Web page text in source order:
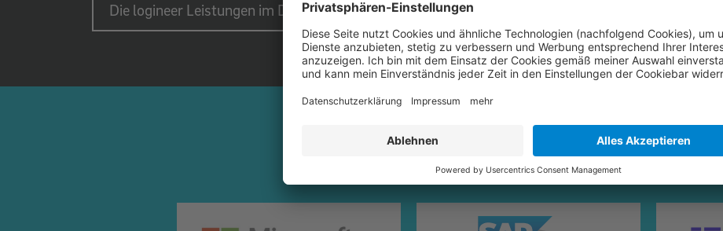
Die logineer Leistungen im Detail
Starke Partner an unserer Seite